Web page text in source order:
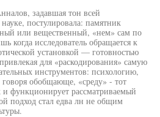
задавшая тон всей
постулировала: памятник
или вещественный, «нем» сам по
когда исследователь обращается к
установкой — готовностью
для «раскодирования» самую
инструментов: психологию,
обобщающе, «среду» - тот
и функционирует рассматриваемый
подход стал едва лн не общим